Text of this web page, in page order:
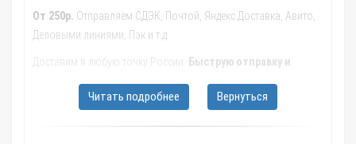
От 250р. Отправляем СДЭК, Почтой, Яндекс.Доставка, Авито,
Деловыми линиями, Пэк и т.д.
Доставим в любую точку России.
Быструю отправку и
рассмотрим другие варианты доставки. Мы гарантируем Ваше
Читать подробнее Вернуться